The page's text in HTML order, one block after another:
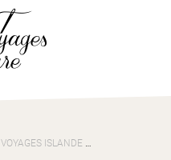
VOYAGES ISLANDE